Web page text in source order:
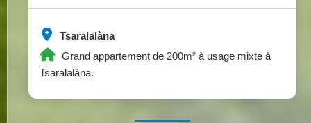
Tsaralalàna
Grand appartement de 200m² à usage mixte à
Tsaralalàna.